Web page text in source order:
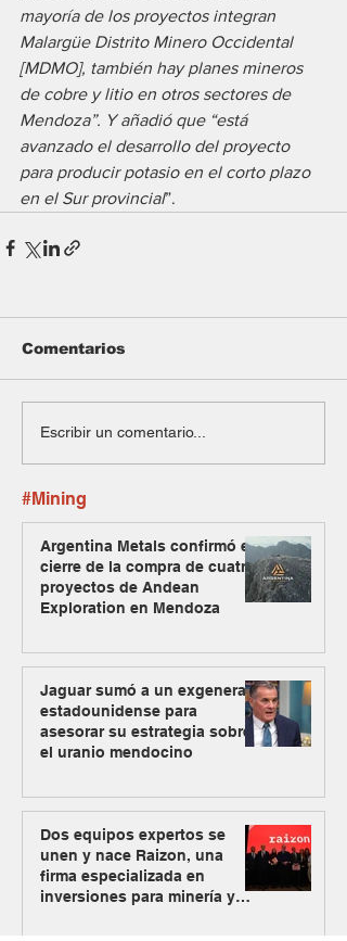
mayoría de los proyectos integran
Malargüe Distrito Minero Occidental
[MDMO], también hay planes mineros
de cobre y litio en otros sectores de
Mendoza”. Y añadió que “está
avanzado el desarrollo del proyecto
para producir potasio en el corto plazo
en el Sur provincial”.
Comentarios
Escribir un comentario...
#Mining
Argentina Metals confirmó el
cierre de la compra de cuatro
proyectos de Andean
Exploration en Mendoza
Jaguar sumó a un exgeneral
estadounidense para
asesorar su estrategia sobre
el uranio mendocino
Dos equipos expertos se
unen y nace Raizon, una
firma especializada en
inversiones para minería y